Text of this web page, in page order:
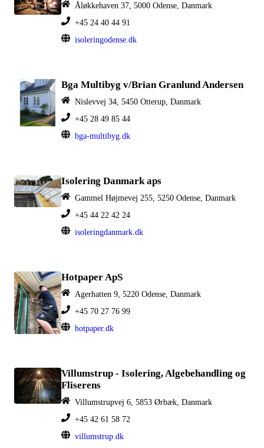
Åløkkehaven 37, 5000 Odense, Danmark
+45 24 40 44 91
isoleringodense.dk
Bga Multibyg v/Brian Granlund Andersen
Nislevvej 34, 5450 Otterup, Danmark
+45 28 49 85 44
bga-multibyg.dk
Isolering Danmark aps
Gammel Højmevej 255, 5250 Odense, Danmark
+45 44 22 42 24
isoleringdanmark.dk
Hotpaper ApS
Agerhatten 9, 5220 Odense, Danmark
+45 70 27 76 99
hotpaper.dk
Villumstrup - Isolering, Algebehandling og
Fliserens
Villumstrupvej 6, 5853 Ørbæk, Danmark
+45 42 61 58 72
villumstrup.dk